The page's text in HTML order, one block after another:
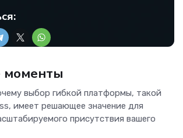
выбор гибкой платформы, такой
имеет решающее значение для
присутствия вашего